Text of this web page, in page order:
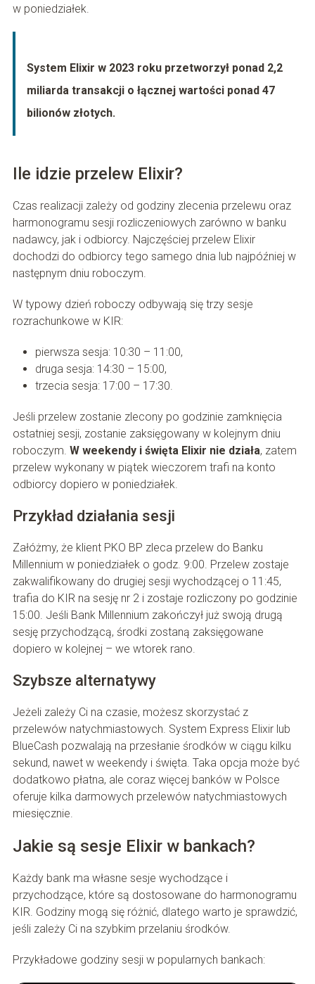
w poniedziałek.
System Elixir w 2023 roku przetworzył ponad 2,2
miliarda transakcji o łącznej wartości ponad 47
bilionów złotych.
Ile idzie przelew Elixir?
Czas realizacji zależy od godziny zlecenia przelewu oraz
harmonogramu sesji rozliczeniowych zarówno w banku
nadawcy, jak i odbiorcy. Najczęściej przelew Elixir
dochodzi do odbiorcy tego samego dnia lub najpóźniej w
następnym dniu roboczym.
W typowy dzień roboczy odbywają się trzy sesje
rozrachunkowe w KIR:
pierwsza sesja: 10:30 – 11:00,
druga sesja: 14:30 – 15:00,
trzecia sesja: 17:00 – 17:30.
Jeśli przelew zostanie zlecony po godzinie zamknięcia
ostatniej sesji, zostanie zaksięgowany w kolejnym dniu
roboczym. W weekendy i święta Elixir nie działa, zatem
przelew wykonany w piątek wieczorem trafi na konto
odbiorcy dopiero w poniedziałek.
Przykład działania sesji
Załóżmy, że klient PKO BP zleca przelew do Banku
Millennium w poniedziałek o godz. 9:00. Przelew zostaje
zakwalifikowany do drugiej sesji wychodzącej o 11:45,
trafia do KIR na sesję nr 2 i zostaje rozliczony po godzinie
15:00. Jeśli Bank Millennium zakończył już swoją drugą
sesję przychodzącą, środki zostaną zaksięgowane
dopiero w kolejnej – we wtorek rano.
Szybsze alternatywy
Jeżeli zależy Ci na czasie, możesz skorzystać z
przelewów natychmiastowych. System Express Elixir lub
BlueCash pozwalają na przesłanie środków w ciągu kilku
sekund, nawet w weekendy i święta. Taka opcja może być
dodatkowo płatna, ale coraz więcej banków w Polsce
oferuje kilka darmowych przelewów natychmiastowych
miesięcznie.
Jakie są sesje Elixir w bankach?
Każdy bank ma własne sesje wychodzące i
przychodzące, które są dostosowane do harmonogramu
KIR. Godziny mogą się różnić, dlatego warto je sprawdzić,
jeśli zależy Ci na szybkim przelaniu środków.
Przykładowe godziny sesji w popularnych bankach: